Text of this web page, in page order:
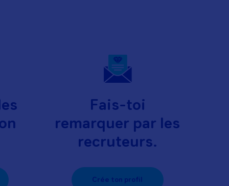
Fais-toi
remarquer par les
recruteurs.
Crée ton profil